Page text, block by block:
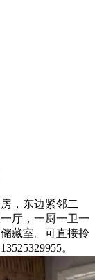
，东边紧邻二
厅，一厨一卫一
藏室。可直接拎
。